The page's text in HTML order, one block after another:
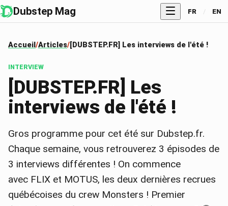
Dubstep Mag FR / EN
Accueil Articles [DUBSTEP.FR] Les interviews de l'été !
INTERVIEW
[DUBSTEP.FR] Les
interviews de l'été !
Gros programme pour cet été sur Dubstep.fr.
Chaque semaine, vous retrouverez 3 épisodes de
3 interviews différentes ! On commence
avec FLIX et MOTUS, les deux dernières recrues
québécoises du crew Monsters ! Premier